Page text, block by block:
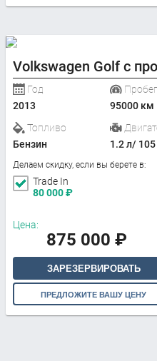
Volkswagen Golf с
Год
2013
Пробег
95000 км
Топливо
Бензин
1.2 л/ 105
Делаем скидку, если вы берете в:
Trade In
80 000₽
Цена:
875 000 ₽
ЗАРЕЗЕРВИРОВАТЬ
ПРЕДЛОЖИТЕ ВАШУ ЦЕНУ